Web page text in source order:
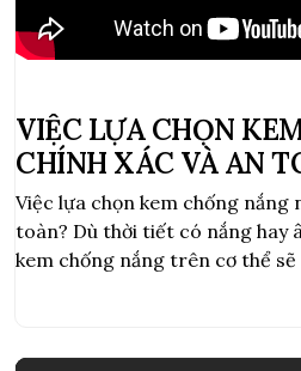
VIỆC LỰA CHỌN
CHÍNH XÁC VÀ AN
Việc lựa chọn kem chống nắng
toàn? Dù thời tiết có nắng hay
kem chống nắng trên cơ thể